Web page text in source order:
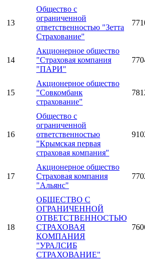
13
Общество с
ограниченной
ответственностью "Зетта
Страхование"
14
Акционерное общество
"Страховая компания
"ПАРИ"
15
Акционерное общество
"Совкомбанк
страхование"
16
Общество с
ограниченной
ответственностью
"Крымская первая
страховая компания"
17
Акционерное общество
Страховая компания
"Альянс"
18
ОБЩЕСТВО С
ОГРАНИЧЕННОЙ
ОТВЕТСТВЕННОСТЬЮ
СТРАХОВАЯ
КОМПАНИЯ
"УРАЛСИБ
СТРАХОВАНИЕ"